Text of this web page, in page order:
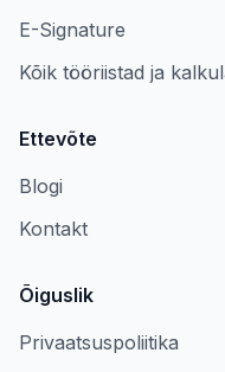
E-Signature
Kõik tööriistad ja
Ettevõte
Blogi
Kontakt
Õiguslik
Privaatsuspoliitika